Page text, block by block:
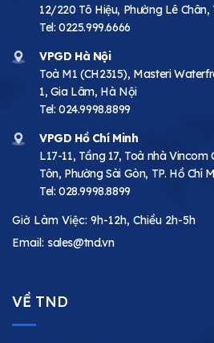
12/220 Tô Hiệu, Phường Lê Chân,
Tel: 0225.999.6666
VPGD Hà Nội
Toà M1 (CH2315), Masteri
1, Gia Lâm, Hà Nội
Tel: 024.9998.8899
VPGD Hồ Chí Minh
L17-11, Tầng 17, Toà nhà Vincom
Tôn, Phường Sài Gòn, TP. Hồ Chí
Tel: 028.9998.8899
Giờ Làm Việc: 9h-12h, Chiều 2h-5h
Email: sales@tnd.vn
VỀ TND